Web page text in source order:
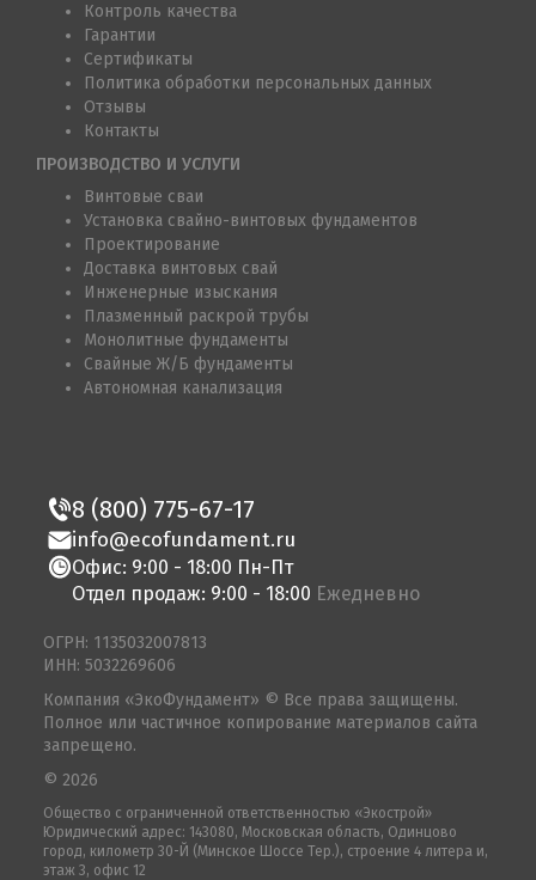
Контроль качества
Гарантии
Сертификаты
Политика обработки персональных данных
Отзывы
Контакты
ПРОИЗВОДСТВО И УСЛУГИ
Винтовые сваи
Установка свайно-винтовых фундаментов
Проектирование
Доставка винтовых свай
Инженерные изыскания
Плазменный раскрой трубы
Монолитные фундаменты
Свайные Ж/Б фундаменты
Автономная канализация
8 (800) 775-67-17
info@ecofundament.ru
Офис: 9:00 - 18:00 Пн-Пт
Отдел продаж: 9:00 - 18:00 Ежедневно
Общество с ограниченной ответственностью «Экострой»
Юридический адрес: 143080, Московская область, Одинцово
город, километр 30-Й (Минское Шоссе Тер.), строение 4 литера и,
этаж 3, офис 12
ОГРН: 1135032007813
ИНН: 5032269606
Компания «ЭкоФундамент» © Все права защищены.
Полное или частичное копирование материалов сайта
запрещено.
© 2026